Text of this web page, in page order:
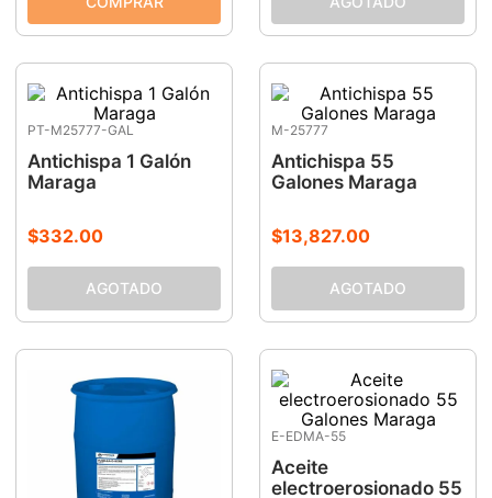
PT-M25777-GAL
Antichispa 1 Galón
Maraga
$332.00
M-25777
Antichispa 55
Galones Maraga
$13,827.00
E-EDMA-55
Aceite
electroerosionado 55